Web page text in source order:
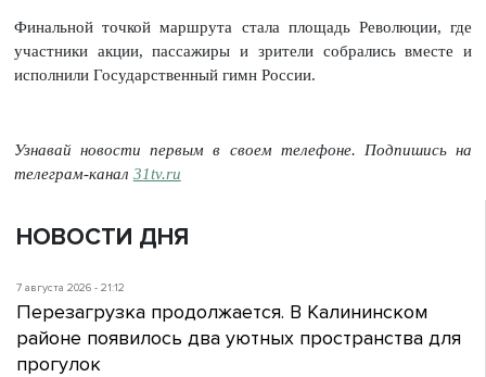
Финальной точкой маршрута стала площадь Революции, где
участники акции, пассажиры и зрители собрались вместе и
исполнили Государственный гимн России.
Узнавай новости первым в своем телефоне. Подпишись на
телеграм-канал 31tv.ru
НОВОСТИ ДНЯ
7 августа 2026 - 21:12
Перезагрузка продолжается. В Калининском
районе появилось два уютных пространства для
прогулок